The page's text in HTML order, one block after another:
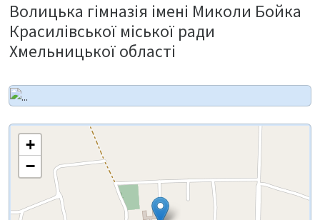
Волицька гімназія імені Миколи Бойка
Красилівської міської ради
Хмельницької області
+
−